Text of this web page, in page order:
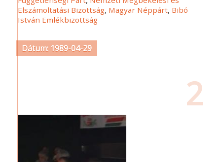
Elszámoltatási Bizottság, Magyar Néppárt, Bibó
István Emlékbizottság
Dátum: 1989-04-29
2